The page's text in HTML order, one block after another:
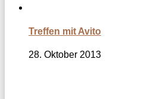
Treffen mit Avito
28. Oktober 2013